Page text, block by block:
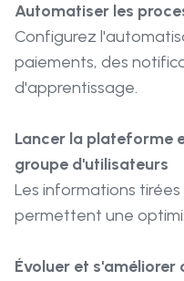
Automatiser les
Configurez
paiements, des
d'apprentissage.
Lancer la plateforme
groupe d'utilisateurs
Les informations
permettent une
Évoluer et s'améliorer